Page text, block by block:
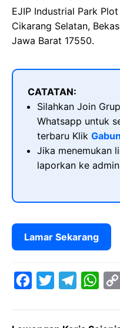
EJIP Industrial Park
Cikarang Selatan,
Jawa Barat 17550.
CATATAN:
Silahkan Join
Whatsapp untuk
terbaru Klik
Jika menemukan
laporkan ke
Lamar Sekarang
W